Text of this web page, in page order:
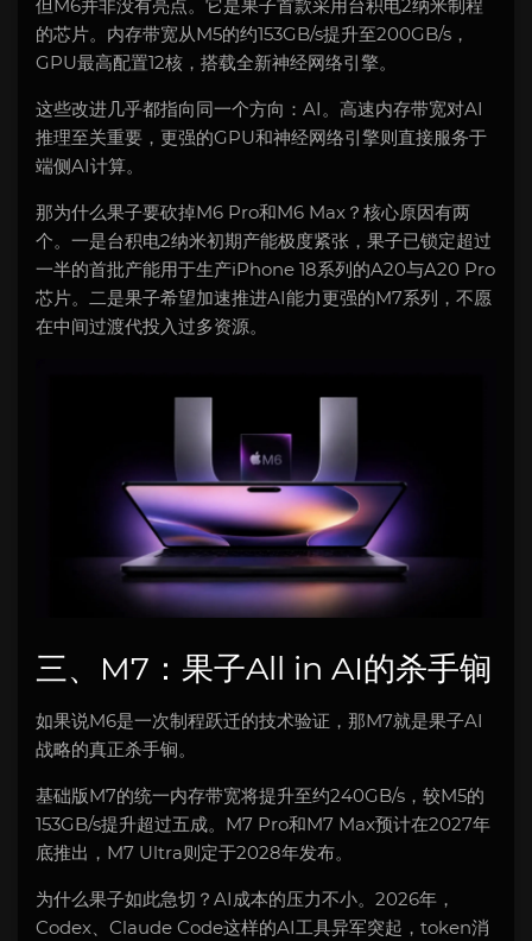
但M6并非没有亮点。它是果子首款采用台积电2纳米制程
的芯片。内存带宽从M5的约153GB/s提升至200GB/s，
GPU最高配置12核，搭载全新神经网络引擎。
这些改进几乎都指向同一个方向：AI。高速内存带宽对AI
推理至关重要，更强的GPU和神经网络引擎则直接服务于
端侧AI计算。
那为什么果子要砍掉M6 Pro和M6 Max？核心原因有两
个。一是台积电2纳米初期产能极度紧张，果子已锁定超过
一半的首批产能用于生产iPhone 18系列的A20与A20 Pro
芯片。二是果子希望加速推进AI能力更强的M7系列，不愿
在中间过渡代投入过多资源。
三、M7：果子All in AI的杀手锏
如果说M6是一次制程跃迁的技术验证，那M7就是果子AI
战略的真正杀手锏。
基础版M7的统一内存带宽将提升至约240GB/s，较M5的
153GB/s提升超过五成。M7 Pro和M7 Max预计在2027年
底推出，M7 Ultra则定于2028年发布。
为什么果子如此急切？AI成本的压力不小。2026年，
Codex、Claude Code这样的AI工具异军突起，token消